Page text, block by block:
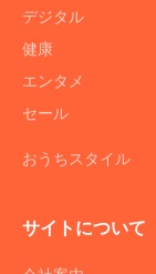
デジタル
健康
エンタメ
セール
おうちスタイル
サイトについて